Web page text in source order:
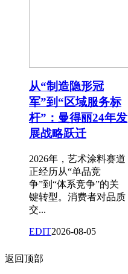
从“制造隐形冠
军”到“区域服务标
杆”：曼得丽24年发
展战略跃迁
2026年，艺术涂料赛道
正经历从“单品竞
争”到“体系竞争”的关
键转型。消费者对品质
交...
EDIT2026-08-05
返回顶部